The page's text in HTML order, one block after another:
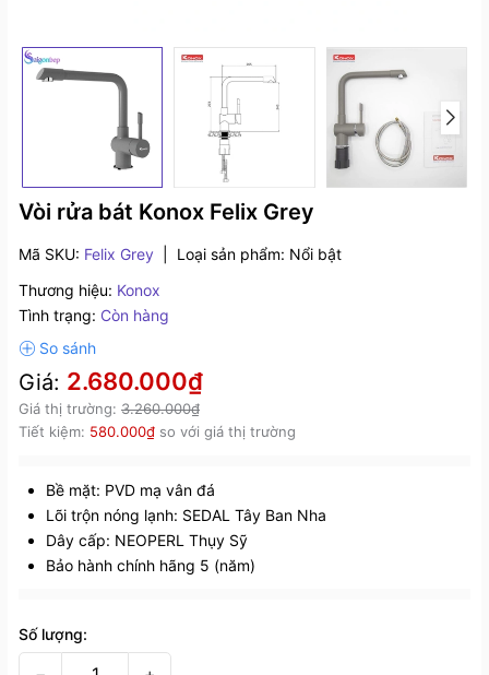
Vòi rửa bát Konox Felix Grey
Mã SKU: Felix Grey Loại sản phẩm: Nổi bật
Thương hiệu: Konox
Tình trạng: Còn hàng
Giá: 2.680.000₫
Giá thị trường: 3.260.000₫
Tiết kiệm: 580.000₫ so với giá thị trường
Bề mặt: PVD mạ vân đá
Lõi trộn nóng lạnh: SEDAL Tây Ban Nha
Dây cấp: NEOPERL Thụy Sỹ
Bảo hành chính hãng 5 (năm)
Số lượng: